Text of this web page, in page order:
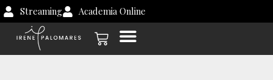
Ir
al
contenido
Streaming Academia Online
Carrito